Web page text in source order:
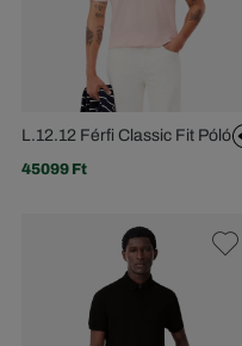
L.12.12 Férfi Classic Fit Póló
45099 Ft